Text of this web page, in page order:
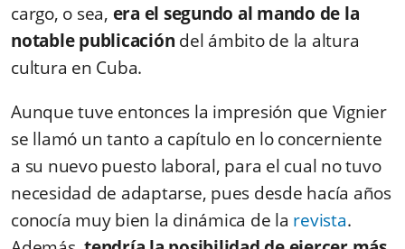
cargo, o sea, era el segundo al mando de la
notable publicación del ámbito de la altura
cultura en Cuba.
Aunque tuve entonces la impresión que Vignier
se llamó un tanto a capítulo en lo concerniente
a su nuevo puesto laboral, para el cual no tuvo
necesidad de adaptarse, pues desde hacía años
conocía muy bien la dinámica de la revista.